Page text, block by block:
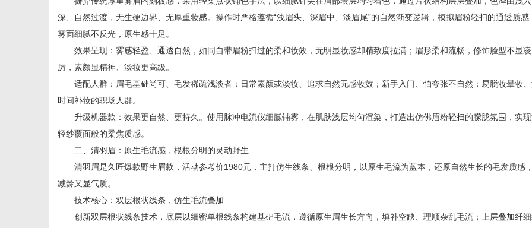
深、自然过渡，无生硬边界、无厚重妆感。操作时严格遵循“浅眉头、深眉中、淡眉尾”的自然渐变逻辑，模拟眉粉轻扫的通透质感
雾面细腻不反光，原生感十足。
效果呈现：雾感轻盈、通透自然，如同自带眉粉扫过的柔和妆效，无明显妆感却精致度拉满；眉形柔和流畅，修饰脸型不显凌
厉，素颜显精神、淡妆更高级。
适配人群：眉毛基础尚可、毛发稀疏浅淡者；日常素颜或淡妆、追求自然无感妆效；新手入门、怕夸张不自然；易脱妆晕妆
时间补妆的职场人群。
升级机器款：效果更自然、更持久。使用脉冲电流仪细腻铺雾，在肌肤浅层均匀渲染，打造出仿佛眉粉轻扫的朦胧氛围，实
轻纱覆面般的柔焦质感。
二、清羽眉：原生毛流感，根根分明的灵动野生
清羽眉是久匠爆款野生眉款，活动参考价1980元，主打仿生线条、根根分明，以原生毛流为蓝本，还原自然生长的毛发质感，
减龄又显气质。
技术核心：双层根状线条，仿生毛流叠加
创新双层根状线条技术，底层以细密单根线条构建基础毛流，遵循原生眉生长方向，填补空缺、理顺杂乱毛流；上层叠加纤